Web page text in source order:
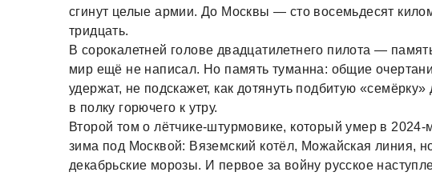
сгинут целые армии. До Москвы — сто восемьдесят
тридцать.
В сорокалетней голове двадцатилетнего пилота —
мир ещё не написал. Но память туманна: общие
удержат, не подскажет, как дотянуть подбитую
в полку горючего к утру.
Второй том о лётчике-штурмовике, который умер в
зима под Москвой: Вяземский котёл, Можайская линия,
декабрьские морозы. И первое за войну русское